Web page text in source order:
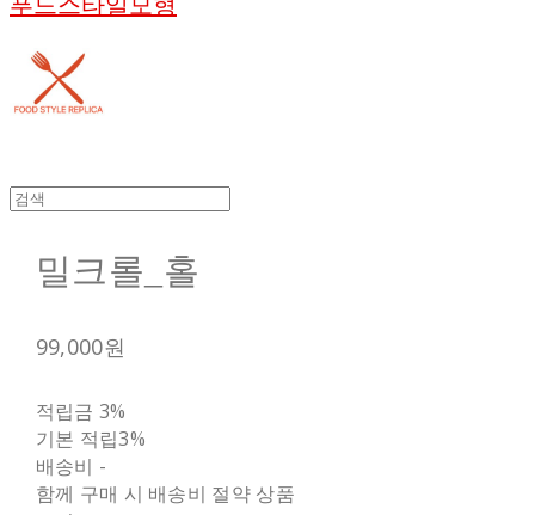
밀크롤_홀
99,000원
적립금 3%
기본 적립3%
배송비 -
함께 구매 시 배송비 절약 상품